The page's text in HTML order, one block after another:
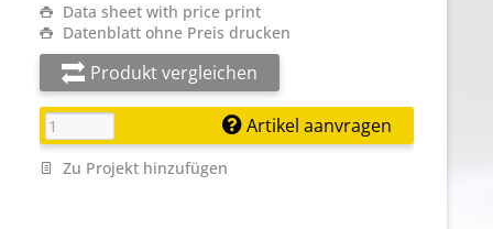
Data sheet with price print
Datenblatt ohne Preis drucken
Produkt vergleichen
Artikel aanvragen
Zu Projekt hinzufügen